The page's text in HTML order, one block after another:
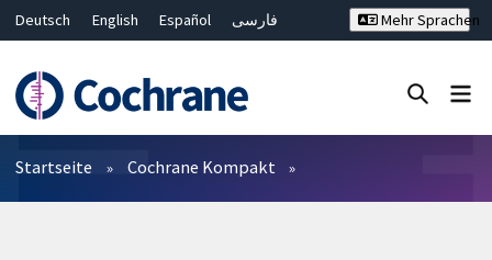
Deutsch English Español
فارسی
Bahasa Malaysia
ไทย
繁體中文
简体中文
Mehr Sprachen
Filter
Startseite Cochrane Kompakt